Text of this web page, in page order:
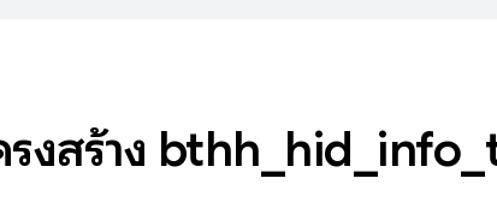
รงสร้าง bthh hid info